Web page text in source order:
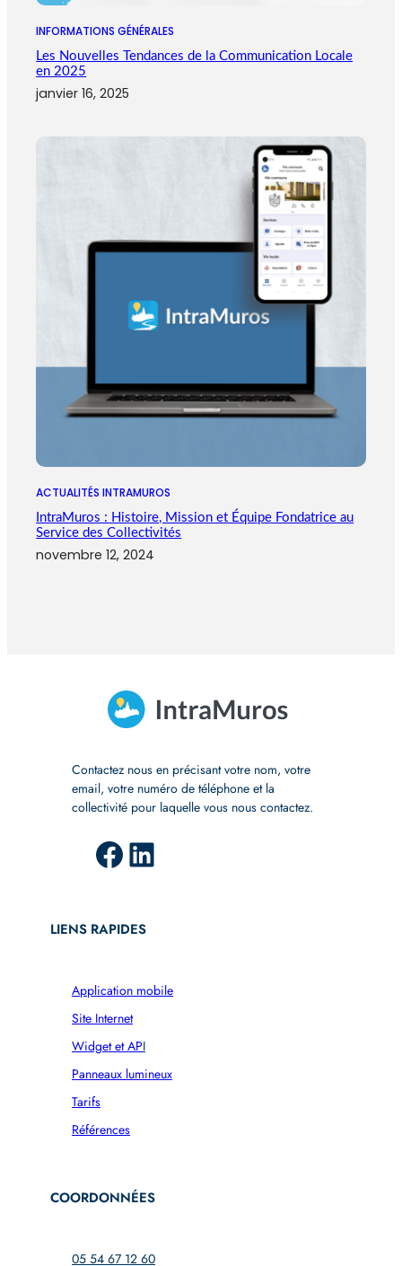
INFORMATIONS GÉNÉRALES
Les Nouvelles Tendances de la Communication Locale
en 2025
janvier 16, 2025
ACTUALITÉS INTRAMUROS
IntraMuros : Histoire, Mission et Équipe Fondatrice au
Service des Collectivités
novembre 12, 2024
Contactez nous en précisant votre nom, votre
email, votre numéro de téléphone et la
collectivité pour laquelle vous nous contactez.
Facebook LinkedIn
LIENS RAPIDES
Application mobile
Site Internet
Widget et API
Panneaux lumineux
Tarifs
Références
COORDONNÉES
05 54 67 12 60